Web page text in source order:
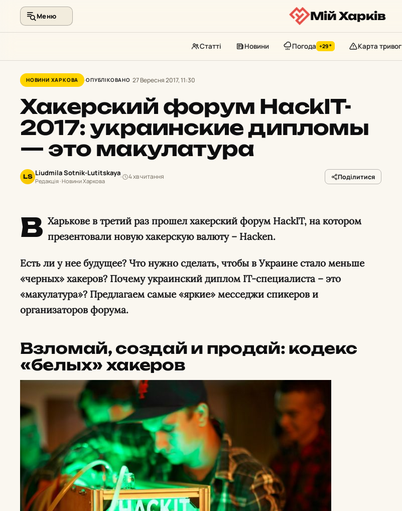
контенту
Меню Мій Харків
Статті Новини Погода +29° Карта тривог
НОВИНИ ХАРКОВА ОПУБЛІКОВАНО 27 Вересня 2017, 11:30
Хакерский форум HackIT-
2017: украинские дипломы
— это макулатура
LS Liudmila Sotnik-Lutitskaya
Редакція · Новини Харкова
4 хв читання Поділитися
В Харькове в третий раз прошел хакерский форум HackIT, на котором
презентовали новую хакерскую валюту – Hacken.
Есть ли у нее будущее? Что нужно сделать, чтобы в Украине стало меньше
«черных» хакеров? Почему украинский диплом IT-специалиста – это
«макулатура»? Предлагаем самые «яркие» месседжи спикеров и
организаторов форума.
Взломай, создай и продай: кодекс
«белых» хакеров